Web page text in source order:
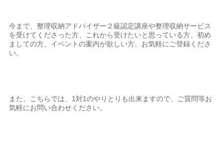
今まで、整理収納アドバイザー２級認定講座や整理収納サービス
を受けてくださった方、これから受けたいと思っている方、初め
ましての方、イベントの案内が欲しい方、お気軽にご登録くださ
い。
また、こちらでは、1対1のやりとりも出来ますので、ご質問等お
気軽にお問い合わせください。